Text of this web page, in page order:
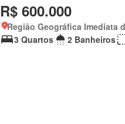
R$ 600.000
Região Geográfica Imediata
3 Quartos
2 Banheiros